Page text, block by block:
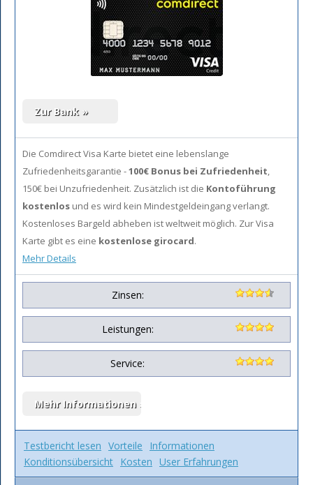
Die Comdirect Visa Karte bietet eine lebenslange
Zufriedenheitsgarantie -100€ Bonus bei Zufriedenheit,
150€ bei Unzufriedenheit. Zusätzlich ist die Kontoführung
kostenlos und es wird kein Mindestgeldeingang verlangt.
Kostenloses Bargeld abheben ist weltweit möglich. Zur Visa
Karte gibt es eine kostenlose girocard.
Mehr Details
Zinsen:
Leistungen:
Service:
Testbericht lesen Vorteile
Informationen
Konditionsübersicht Kosten User Erfahrungen